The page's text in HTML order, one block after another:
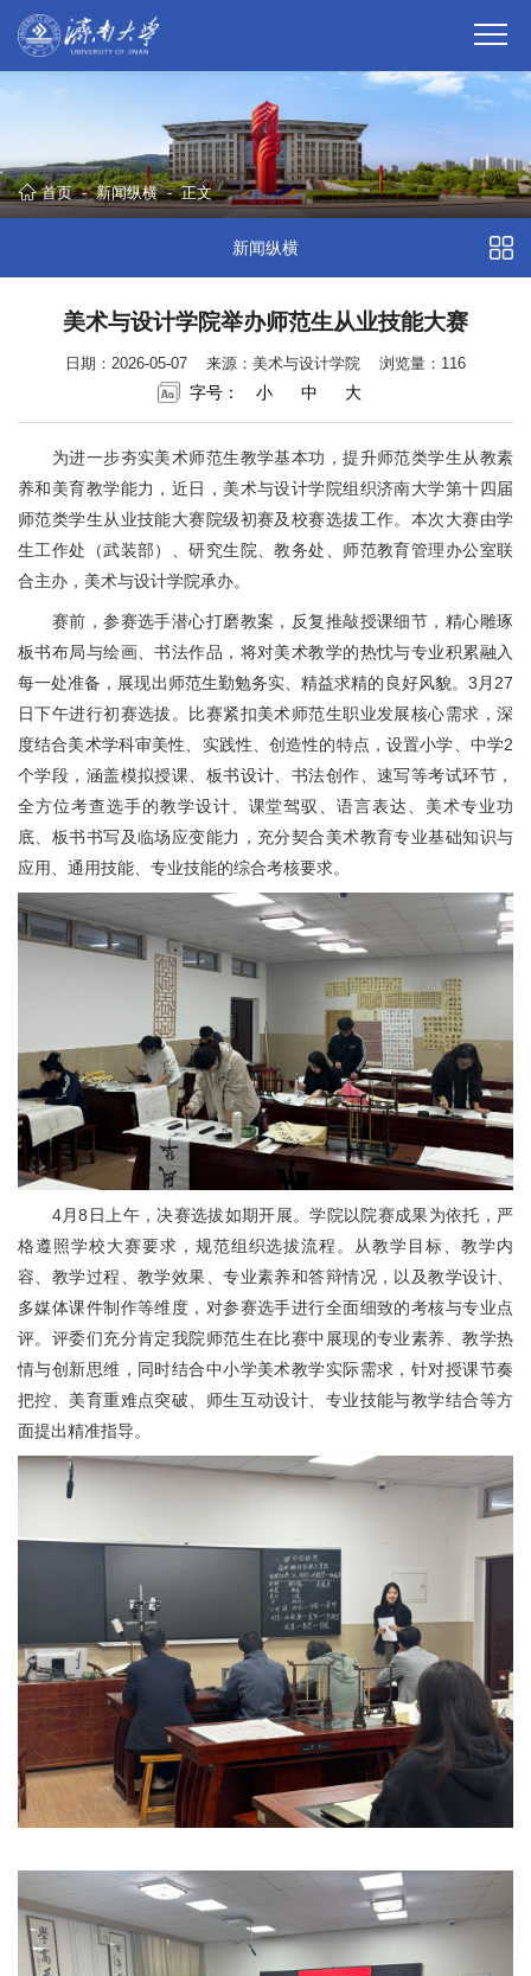
首页 - 新闻纵横 - 正文
新闻纵横
美术与设计学院举办师范生从业技能大赛
日期：2026-05-07 来源：美术与设计学院 浏览量： 116
字号： 小 中 大
为进一步夯实美术师范生教学基本功，提升师范类学生从教素
养和美育教学能力，近日，美术与设计学院组织济南大学第十四届
师范类学生从业技能大赛院级初赛及校赛选拔工作。本次大赛由学
生工作处（武装部）、研究生院、教务处、师范教育管理办公室联
合主办，美术与设计学院承办。
赛前，参赛选手潜心打磨教案，反复推敲授课细节，精心雕琢
板书布局与绘画、书法作品，将对美术教学的热忱与专业积累融入
每一处准备，展现出师范生勤勉务实、精益求精的良好风貌。3月27
日下午进行初赛选拔。比赛紧扣美术师范生职业发展核心需求，深
度结合美术学科审美性、实践性、创造性的特点，设置小学、中学2
个学段，涵盖模拟授课、板书设计、书法创作、速写等考试环节，
全方位考查选手的教学设计、课堂驾驭、语言表达、美术专业功
底、板书书写及临场应变能力，充分契合美术教育专业基础知识与
应用、通用技能、专业技能的综合考核要求。
4月8日上午，决赛选拔如期开展。学院以院赛成果为依托，严
格遵照学校大赛要求，规范组织选拔流程。从教学目标、教学内
容、教学过程、教学效果、专业素养和答辩情况，以及教学设计、
多媒体课件制作等维度，对参赛选手进行全面细致的考核与专业点
评。评委们充分肯定我院师范生在比赛中展现的专业素养、教学热
情与创新思维，同时结合中小学美术教学实际需求，针对授课节奏
把控、美育重难点突破、师生互动设计、专业技能与教学结合等方
面提出精准指导。